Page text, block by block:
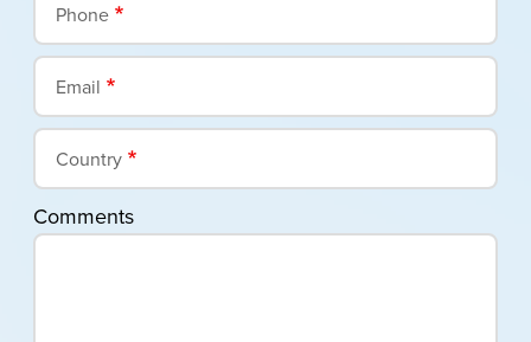
Phone
Email
Country
Comments